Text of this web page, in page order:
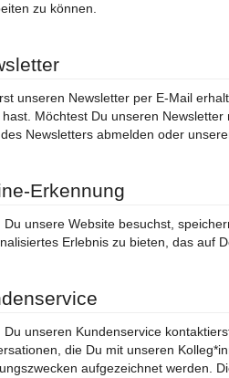
zu können.
unseren Newsletter per E-Mail
Möchtest Du unseren
Newsletters abmelden oder
Erkennung
Du unsere Website besuchst,
Erlebnis zu bieten, das auf
Du unseren Kundenservice
die Du mit unseren
aufgezeichnet werden.